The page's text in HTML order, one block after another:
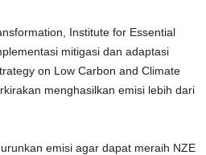
Institute for Essential
mitigasi dan adaptasi
on Low Carbon and Climate
menghasilkan emisi lebih dari
emisi agar dapat meraih NZE